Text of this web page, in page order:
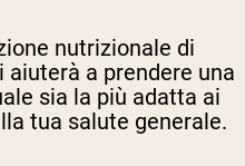
nutrizionale di
a prendere una
sia la più adatta ai
tua salute generale.